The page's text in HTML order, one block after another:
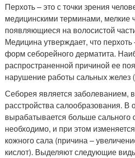
Перхоть – это с точки зрения
медицинскими терминами, мелкие
появляющиеся на волосистой
Медицина утверждает, что перхоть
форм себорейного дерматита.
распространенной причиной ее
нарушение работы сальных желез
Себорея является заболеванием,
расстройства салообразования. В
вырабатывается больше сального
необходимо, и при этом
кожного сала (причина –
кислот). Выделяют следующие